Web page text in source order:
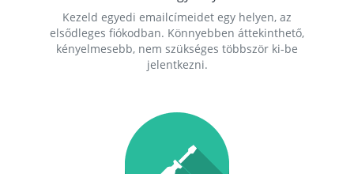
Kezeld egyedi emailcímeidet egy helyen, az
elsődleges fiókodban. Könnyebben áttekinthető,
kényelmesebb, nem szükséges többször ki-be
jelentkezni.